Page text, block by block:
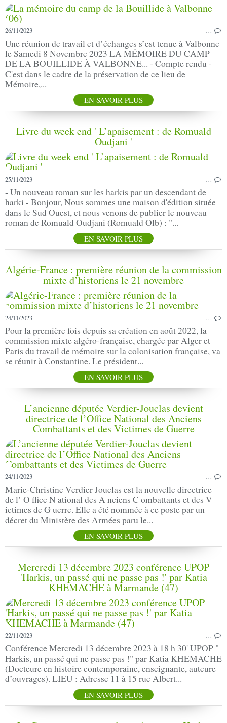
26/11/2023 …
Une réunion de travail et d’échanges s’est tenue à Valbonne
le Samedi 8 Novembre 2023 LA MÉMOIRE DU CAMP
DE LA BOUILLIDE À VALBONNE... - Compte rendu -
C'est dans le cadre de la préservation de ce lieu de
Mémoire,...
EN SAVOIR PLUS
Livre du week end ' L’apaisement : de Romuald
Oudjani '
25/11/2023 …
- Un nouveau roman sur les harkis par un descendant de
harki - Bonjour, Nous sommes une maison d'édition située
dans le Sud Ouest, et nous venons de publier le nouveau
roman de Romuald Oudjani (Romuald Olb) : "...
EN SAVOIR PLUS
Algérie-France : première réunion de la commission
mixte d’historiens le 21 novembre
24/11/2023 …
Pour la première fois depuis sa création en août 2022, la
commission mixte algéro-française, chargée par Alger et
Paris du travail de mémoire sur la colonisation française, va
se réunir à Constantine. Le président...
EN SAVOIR PLUS
L’ancienne députée Verdier-Jouclas devient
directrice de l’Office National des Anciens
Combattants et des Victimes de Guerre
24/11/2023 …
Marie-Christine Verdier Jouclas est la nouvelle directrice
de l’ O ffice N ational des A nciens C ombattants et des V
ictimes de G uerre. Elle a été nommée à ce poste par un
décret du Ministère des Armées paru le...
EN SAVOIR PLUS
Mercredi 13 décembre 2023 conférence UPOP
'Harkis, un passé qui ne passe pas !' par Katia
KHEMACHE à Marmande (47)
22/11/2023 …
Conférence Mercredi 13 décembre 2023 à 18 h 30' UPOP "
Harkis, un passé qui ne passe pas !" par Katia KHEMACHE
(Docteure en histoire contemporaine, enseignante, auteure
d’ouvrages). LIEU : Adresse 11 à 15 rue Albert...
EN SAVOIR PLUS